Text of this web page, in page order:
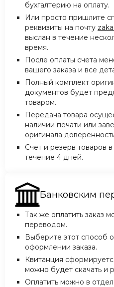
бухгалтерию на оплату.
Или просто пришлите
реквизиты на почту
выслан в течение
время.
После оплаты счета
вашего заказа и все
Полный комплект
документов будет
товаром.
Передача товара
наличии печати или
оригинала
Счет и резерв товаров
течение 4 дней.
Банковским
Так же оплатить заказ
переводом.
Выберите этот способ
оформлении заказа.
Квитанция
можно будет скачать и
Оплатить можно в